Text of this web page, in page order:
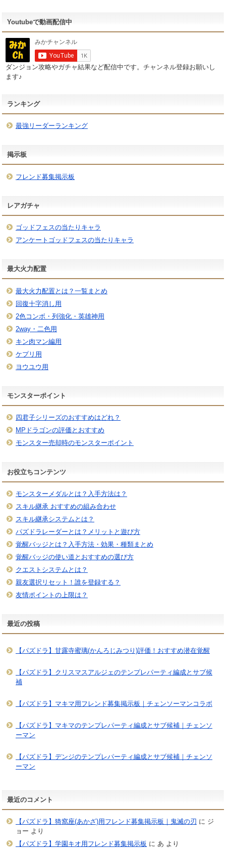
Youtubeで動画配信中
ダンジョン攻略やガチャ結果など配信中です。チャンネル登録お願いし
ます♪
ランキング
最強リーダーランキング
掲示板
フレンド募集掲示板
レアガチャ
ゴッドフェスの当たりキャラ
アンケートゴッドフェスの当たりキャラ
最大火力配置
最大火力配置とは？一覧まとめ
回復十字消し用
2色コンボ・列強化・英雄神用
2way・二色用
キン肉マン編用
ケプリ用
ヨウユウ用
モンスターポイント
四君子シリーズのおすすめはどれ？
MPドラゴンの評価とおすすめ
モンスター売却時のモンスターポイント
お役立ちコンテンツ
モンスターメダルとは？入手方法は？
スキル継承 おすすめの組み合わせ
スキル継承システムとは？
パズドラレーダーとは？メリットと遊び方
覚醒バッジとは？入手方法・効果・種類まとめ
覚醒バッジの使い道とおすすめの選び方
クエストシステムとは？
親友選択リセット！誰を登録する？
友情ポイントの上限は？
最近の投稿
【パズドラ】甘露寺蜜璃(かんろじみつり)評価！おすすめ潜在覚醒
【パズドラ】クリスマスアルジェのテンプレパーティ編成とサブ候
補
【パズドラ】マキマ用フレンド募集掲示板｜チェンソーマンコラボ
【パズドラ】マキマのテンプレパーティ編成とサブ候補｜チェンソ
ーマン
【パズドラ】デンジのテンプレパーティ編成とサブ候補｜チェンソ
ーマン
最近のコメント
【パズドラ】猗窩座(あかざ)用フレンド募集掲示板｜鬼滅の刃 に ジ
ョー より
【パズドラ】学園キオ用フレンド募集掲示板 に あ より